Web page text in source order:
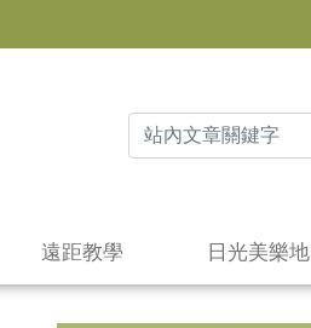
遠距教學 日光美樂地